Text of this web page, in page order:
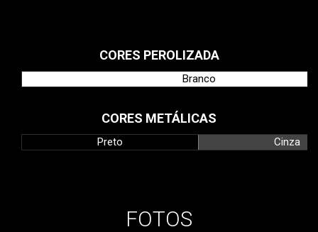
CORES PEROLIZADA
Branco
CORES METÁLICAS
Preto Cinza
FOTOS